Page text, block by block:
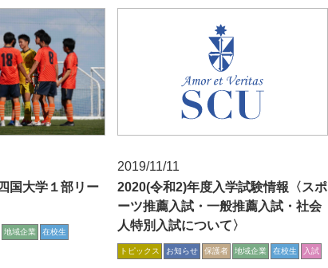
国大学１部リー
地域企業 在校生
2019/11/11
2020(令和2)年度入学試験情報〈スポ
ーツ推薦入試・一般推薦入試・社会
人特別入試について〉
トピックス お知らせ 保護者 地域企業 在校生 入試